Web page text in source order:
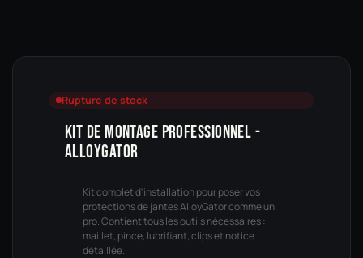
Rupture de stock
KIT DE MONTAGE PROFESSIONNEL -
ALLOYGATOR
Kit complet d'installation pour poser vos
protections de jantes AlloyGator comme un
pro. Contient tous les outils nécessaires :
maillet, pince, lubrifiant, clips et notice
détaillée.